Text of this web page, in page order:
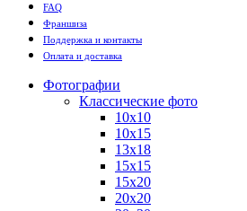
FAQ
Франшиза
Поддержка и контакты
Оплата и доставка
Фотографии
Классические фото
10х10
10х15
13х18
15х15
15х20
20х20